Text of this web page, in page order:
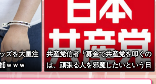
ズを大量注
ｗｗｗ
共産党信者「募金で共産党を叩くの
は、頑張る人を邪魔したいという日
本人らしい薄暗い欲望のせい」